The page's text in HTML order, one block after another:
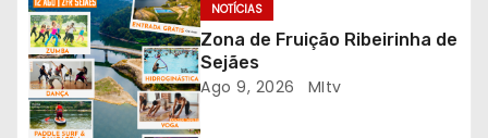
t
i
g
NOTÍCIAS
Zona de Fruição Ribeirinha de
Sejães
Ago 9, 2026 MItv